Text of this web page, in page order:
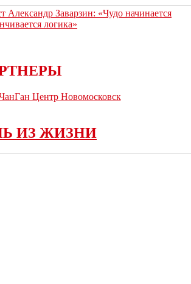
Александр Заварзин: «Чудо начинается
логика»
ИЗ ЖИЗНИ